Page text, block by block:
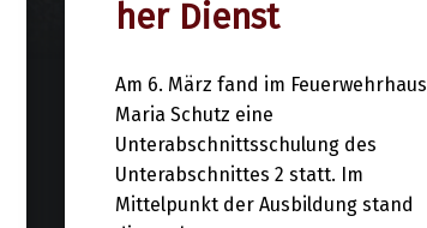
her Dienst
Am 6. März fand im Feuerwehrhaus
Maria Schutz eine
Unterabschnittsschulung des
Unterabschnittes 2 statt. Im
Mittelpunkt der Ausbildung stand